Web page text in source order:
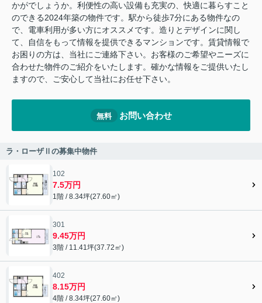
かがでしょうか。利便性の高い設備も充実の、快適に暮らすこと
のできる2024年築の物件です。駅から徒歩7分にある物件なの
で、電車利用が多い方にオススメです。造りとデザインに関し
て、自信をもって情報を提供できるマンションです。賃貸情報で
お困りの方は、当社にご連絡下さい。お客様のご希望やニーズに
合わせた物件のご紹介をいたします。確かな情報をご提供いたし
ますので、ご安心して当社にお任せ下さい。
無料 お問い合わせ
ラ・ローザⅡの募集中物件
102
7.5万円
1階 / 8.34坪(27.60㎡)
301
9.45万円
3階 / 11.41坪(37.72㎡)
402
8.15万円
4階 / 8.34坪(27.60㎡)